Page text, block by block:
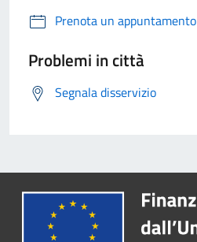
Prenota un appuntamento
Problemi in città
Segnala disservizio